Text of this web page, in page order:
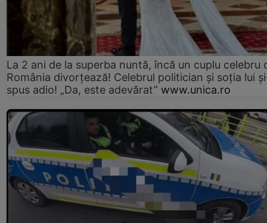
La 2 ani de la superba nuntă, încă un cuplu celebru
România divorțează! Celebrul politician și soția lui
spus adio! „Da, este adevărat” www.unica.ro